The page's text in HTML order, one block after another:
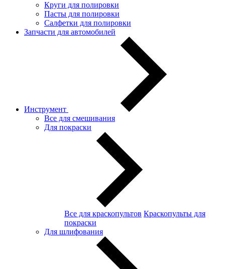
Круги для полировки
Пасты для полировки
Салфетки для полировки
Запчасти для автомобилей
Инструмент
Все для смешивания
Для покраски
Все для краскопультов Краскопульты для
покраски
Для шлифования